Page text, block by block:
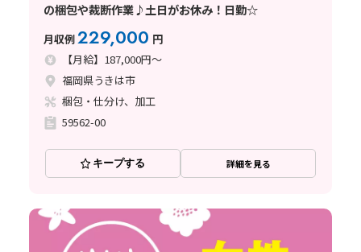
の梱包や裁断作業♪土日がお休み！日勤☆
月収例229,000 円
【月給】187,000円～
福岡県うきは市
梱包・仕分け、加工
59562-00
キープする 詳細を見る